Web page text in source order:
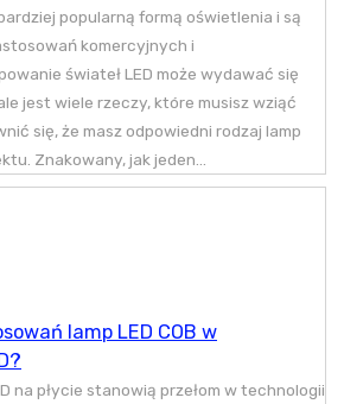
popularną formą oświetlenia i są
komercyjnych i
świateł LED może wydawać się
jest wiele rzeczy, które musisz wziąć
się, że masz odpowiedni rodzaj lamp
Znakowany, jak jeden...
lamp LED COB w
na płycie stanowią przełom w technologii